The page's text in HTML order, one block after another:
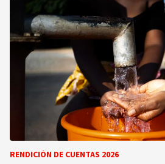
RENDICIÓN DE CUENTAS 2026